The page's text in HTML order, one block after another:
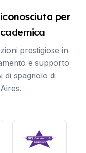
per
prestigiose in
e supporto
di spagnolo di